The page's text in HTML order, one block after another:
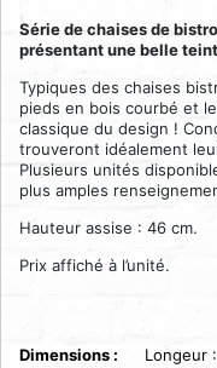
Série de chaises de
présentant une belle
Typiques des chaises
pieds en bois courbé et
classique du design !
trouveront idéalement
Plusieurs unités
plus amples
Hauteur assise : 46 cm.
Prix affiché à l’unité.
Dimensions : Longeur :